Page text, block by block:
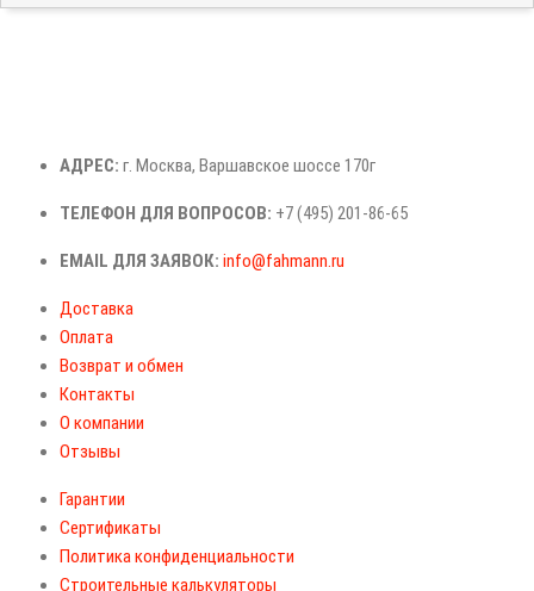
АДРЕС: г. Москва, Варшавское шоссе 170г
ТЕЛЕФОН ДЛЯ ВОПРОСОВ: +7 (495) 201-86-65
EMAIL ДЛЯ ЗАЯВОК: info@fahmann.ru
Доставка
Оплата
Возврат и обмен
Контакты
О компании
Отзывы
Гарантии
Сертификаты
Политика конфиденциальности
Строительные калькуляторы